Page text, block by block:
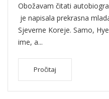
Obožavam čitati
je napisala prekrasna
Sjeverne Koreje. Samo,
ime, a...
Pročitaj